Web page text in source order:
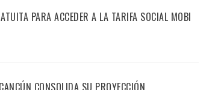
PARA ACCEDER A LA TARIFA SOCIAL MOBI
CONSOLIDA SU PROYECCIÓN